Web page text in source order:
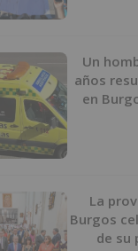
Un
años
en
La
Burgos
de su